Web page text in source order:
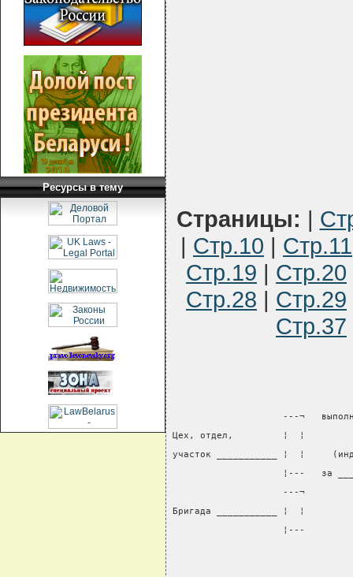
Ресурсы в тему
Страницы: |
| Стр.10 | Стр.11
Стр.19 | Стр.20
Стр.28 | Стр.29
Стр.37
---¬
Цех, отдел,         ¦  ¦
участок ___________ ¦  ¦
¦---   за
---¬
Бригада ___________ ¦  ¦
¦---